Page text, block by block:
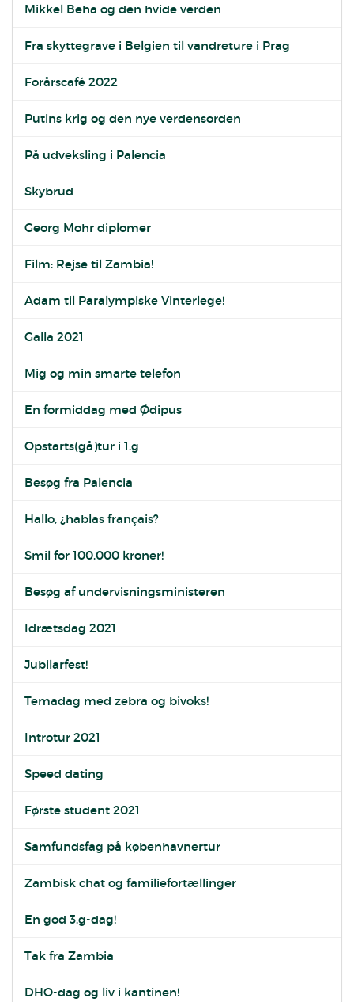
Mikkel Beha og den hvide verden
Fra skyttegrave i Belgien til vandreture i Prag
Forårscafé 2022
Putins krig og den nye verdensorden
På udveksling i Palencia
Skybrud
Georg Mohr diplomer
Film: Rejse til Zambia!
Adam til Paralympiske Vinterlege!
Galla 2021
Mig og min smarte telefon
En formiddag med Ødipus
Opstarts(gå)tur i 1.g
Besøg fra Palencia
Hallo, ¿hablas français?
Smil for 100.000 kroner!
Besøg af undervisningsministeren
Idrætsdag 2021
Jubilarfest!
Temadag med zebra og bivoks!
Introtur 2021
Speed dating
Første student 2021
Samfundsfag på københavnertur
Zambisk chat og familiefortællinger
En god 3.g-dag!
Tak fra Zambia
DHO-dag og liv i kantinen!